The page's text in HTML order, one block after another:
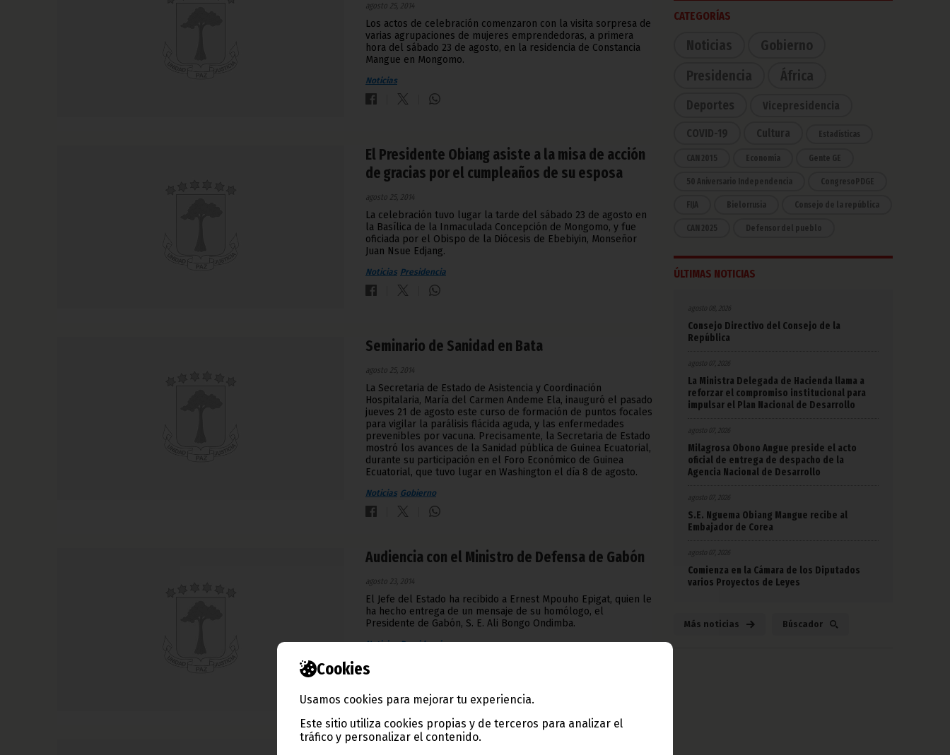
Cookies
Usamos cookies para mejorar tu experiencia.
Este sitio utiliza cookies propias y de terceros para analizar el
tráfico y personalizar el contenido.
agosto 25, 2014
Los actos de celebración comenzaron con la visita sorpresa de
varias agrupaciones de mujeres emprendedoras, a primera
hora del sábado 23 de agosto, en la residencia de Constancia
Mangue en Mongomo.
Noticias
El Presidente Obiang asiste a la misa de acción
de gracias por el cumpleaños de su esposa
agosto 25, 2014
La celebración tuvo lugar la tarde del sábado 23 de agosto en
la Basílica de la Inmaculada Concepción de Mongomo, y fue
oficiada por el Obispo de la Diócesis de Ebebiyin, Monseñor
Juan Nsue Edjang.
Noticias Presidencia
Seminario de Sanidad en Bata
agosto 25, 2014
La Secretaria de Estado de Asistencia y Coordinación
Hospitalaria, María del Carmen Andeme Ela, inauguró el pasado
jueves 21 de agosto este curso de formación de puntos focales
para vigilar la parálisis flácida aguda, y las enfermedades
prevenibles por vacuna. Precisamente, la Secretaria de Estado
mostró los avances de la Sanidad pública de Guinea Ecuatorial,
durante su participación en el Foro Económico de Guinea
Ecuatorial, que tuvo lugar en Washington el día 8 de agosto.
Noticias Gobierno
Audiencia con el Ministro de Defensa de Gabón
agosto 23, 2014
El Jefe del Estado ha recibido a Ernest Mpouho Epigat, quien le
ha hecho entrega de un mensaje de su homólogo, el
Presidente de Gabón, S. E. Ali Bongo Ondimba.
Noticias Presidencia
CATEGORÍAS
Noticias
Gobierno
Presidencia
África
Deportes Vicepresidencia
COVID-19 Cultura Estadísticas
CAN 2015 Economía Gente GE
50 Aniversario Independencia CongresoPDGE
FIJA Bielorrusia Consejo de la república
CAN 2025 Defensor del pueblo
ÚLTIMAS NOTICIAS
agosto 08, 2026
Consejo Directivo del Consejo de la
República
agosto 07, 2026
La Ministra Delegada de Hacienda llama a
reforzar el compromiso institucional para
impulsar el Plan Nacional de Desarrollo
agosto 07, 2026
Milagrosa Obono Angue preside el acto
oficial de entrega de despacho de la
Agencia Nacional de Desarrollo
agosto 07, 2026
S.E. Nguema Obiang Mangue recibe al
Embajador de Corea
agosto 07, 2026
Comienza en la Cámara de los Diputados
varios Proyectos de Leyes
Más noticias Búscador